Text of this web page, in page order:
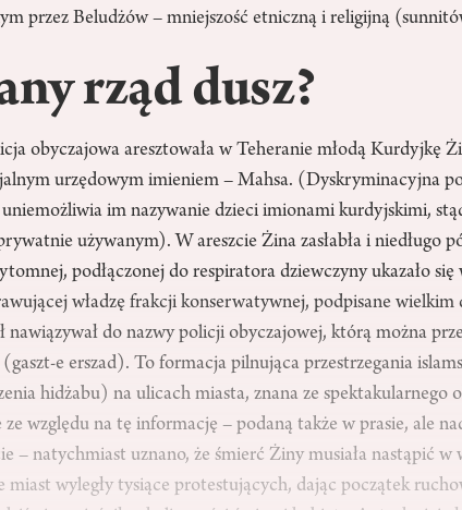
przez Beludżów – mniejszość etniczną i religijną
rząd dusz?
obyczajowa aresztowała w Teheranie młodą Kurdyjkę
urzędowym imieniem – Mahsa. (Dyskryminacyjna
im nazywanie dzieci imionami kurdyjskimi,
używanym). W areszcie Żina zasłabła i niedługo
podłączonej do respiratora dziewczyny ukazało się
władzę frakcji konserwatywnej, podpisane wielkim
nawiązywał do nazwy policji obyczajowej, którą można
e erszad). To formacja pilnująca przestrzegania
hidżabu) na ulicach miasta, znana ze spektakularnego
względu na tę informację – podaną także w prasie, ale
– natychmiast uznano, że śmierć Żiny musiała nastąpić
miast wyległy tysiące protestujących, dając początek